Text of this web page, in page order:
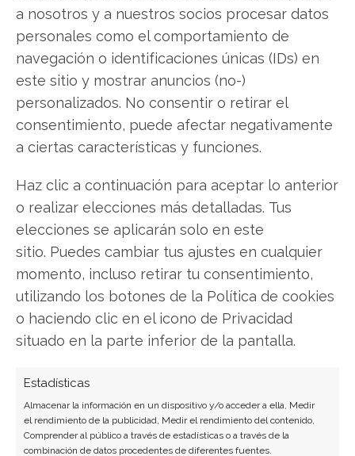
a nosotros y a nuestros socios procesar datos
personales como el comportamiento de
navegación o identificaciones únicas (IDs) en
este sitio y mostrar anuncios (no-)
personalizados. No consentir o retirar el
consentimiento, puede afectar negativamente
a ciertas características y funciones.
Haz clic a continuación para aceptar lo anterior
o realizar elecciones más detalladas. Tus
elecciones se aplicarán solo en este
sitio. Puedes cambiar tus ajustes en cualquier
momento, incluso retirar tu consentimiento,
utilizando los botones de la Política de cookies
o haciendo clic en el icono de Privacidad
situado en la parte inferior de la pantalla.
Estadísticas
Almacenar la información en un dispositivo y/o acceder a ella, Medir
el rendimiento de la publicidad, Medir el rendimiento del contenido,
Comprender al público a través de estadísticas o a través de la
combinación de datos procedentes de diferentes fuentes.
Laura Fernández Silva
comercio electrónico y aplicaciones móviles.
Colaboradora habitual en medios especializados
del sector tech.
Ver todos los artículos →